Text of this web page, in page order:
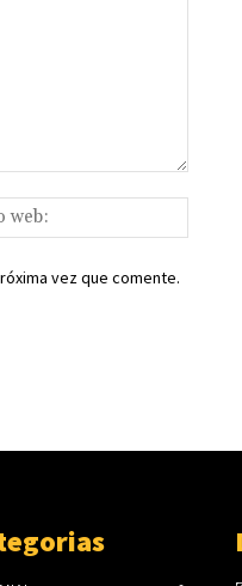
web:
vez que comente.